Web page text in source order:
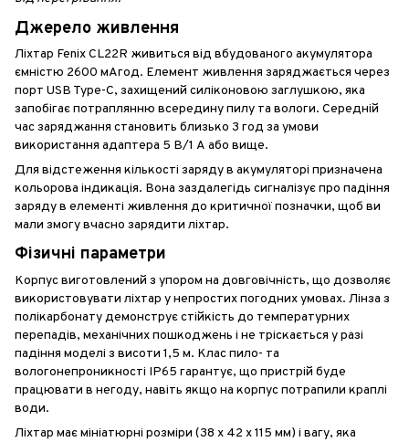
Джерело живлення
Ліхтар Fenix CL22R живиться від вбудованого акумулятора
ємністю 2600 мАгод. Елемент живлення заряджається через
порт USB Type-C, захищений силіконовою заглушкою, яка
запобігає потраплянню всередину пилу та вологи. Середній
час заряджання становить близько 3 год за умови
використання адаптера 5 В/1 А або вище.
Для відстеження кількості заряду в акумуляторі призначена
кольорова індикація. Вона заздалегідь сигналізує про падіння
заряду в елементі живлення до критичної позначки, щоб ви
мали змогу вчасно зарядити ліхтар.
Фізичні параметри
Корпус виготовлений з упором на довговічність, що дозволяє
використовувати ліхтар у непростих погодних умовах. Лінза з
полікарбонату демонструє стійкість до температурних
перепадів, механічних пошкоджень і не тріскається у разі
падіння моделі з висоти 1,5 м. Клас пило- та
вологонепроникності IP65 гарантує, що пристрій буде
працювати в негоду, навіть якщо на корпус потрапили краплі
води.
Ліхтар має мініатюрні розміри (38 х 42 х 115 мм) і вагу, яка